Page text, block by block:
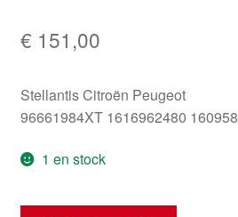
€ 151,00
Stellantis Citroën Peugeot
96661984XT 1616962480
1 en stock